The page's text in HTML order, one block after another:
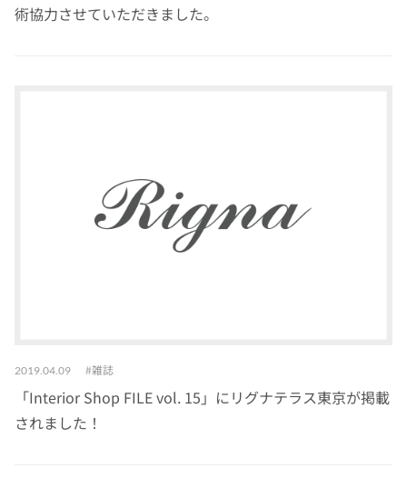
術協力させていただきました。
2019.04.09 雑誌
「Interior Shop FILE vol. 15」にリグナテラス東京が掲載
されました！